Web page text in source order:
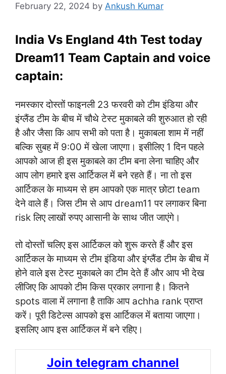
February 22, 2024 by Ankush Kumar
India Vs England 4th Test today
Dream11 Team Captain and voice
captain:
नमस्कार दोस्तों फाइनली 23 फरवरी को टीम इंडिया और
इंग्लैंड टीम के बीच में चौथे टेस्ट मुकाबले की शुरुआत हो रही
है और जैसा कि आप सभी को पता है। मुकाबला शाम में नहीं
बल्कि सुबह में 9:00 में खेला जाएगा। इसीलिए 1 दिन पहले
आपको आज ही इस मुकाबले का टीम बना लेना चाहिए और
आप लोग हमारे इस आर्टिकल में बने रहते हैं। ना तो इस
आर्टिकल के माध्यम से हम आपको एक मात्र छोटा team
देने वाले हैं। जिस टीम से आप dream11 पर लगाकर बिना
risk लिए लाखों रुपए आसानी के साथ जीत जाएंगे।
तो दोस्तों चलिए इस आर्टिकल को शुरू करते हैं और इस
आर्टिकल के माध्यम से टीम इंडिया और इंग्लैंड टीम के बीच में
होने वाले इस टेस्ट मुकाबले का टीम देते हैं और आप भी देख
लीजिए कि आपको टीम किस प्रकार लगाना है। कितने
spots वाला में लगाना है ताकि आप achha rank प्राप्त
करें। पूरी डिटेल्स आपको इस आर्टिकल में बताया जाएगा।
इसलिए आप इस आर्टिकल में बने रहिए।
Join telegram channel